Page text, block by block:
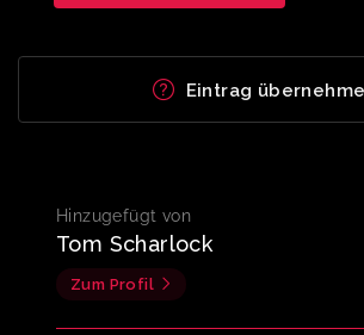
Eintrag
Hinzugefügt von
Tom Scharlock
Zum Profil